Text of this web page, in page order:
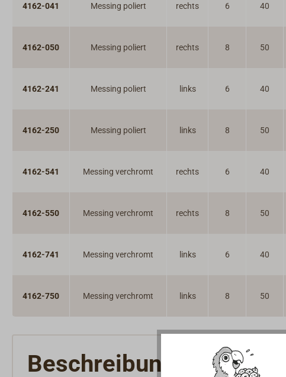
4162-041 Messing poliert rechts 6 40
4162-050 Messing poliert rechts 8 50
4162-241 Messing poliert links 6 40
4162-250 Messing poliert links 8 50
4162-541 Messing verchromt rechts 6 40
4162-550 Messing verchromt rechts 8 50
4162-741 Messing verchromt links 6 40
4162-750 Messing verchromt links 8 50
Beschreibung